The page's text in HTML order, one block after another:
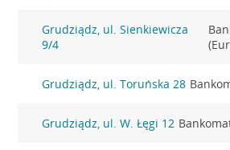
Grudziądz, ul. Sienkiewicza
9/4
Grudziądz, ul. Toruńska 28
Grudziądz, ul. W. Łęgi 12